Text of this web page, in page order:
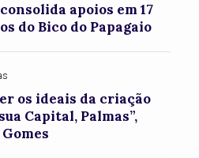
apoios em 17
do Bico do Papagaio
os ideais da criação
Capital, Palmas”,